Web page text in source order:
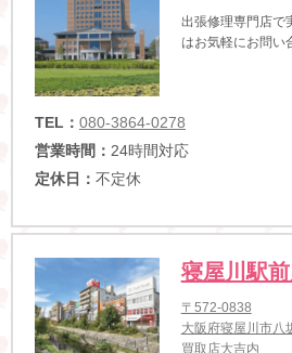
出張修理専門店で
はお気軽にお問い
TEL： 080-3864-0278
営業時間： 24時間対応
定休日： 不定休
寝屋川駅
〒572-0838
大阪府寝屋川市
買取店大吉内